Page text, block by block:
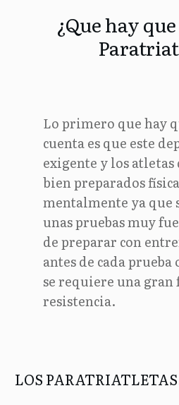
¿Que hay
Lo primero que hay
cuenta es que este
exigente y los atletas
bien preparados
mentalmente ya que
unas pruebas muy
de preparar con
antes de cada
se requiere una
resistencia.
LOS